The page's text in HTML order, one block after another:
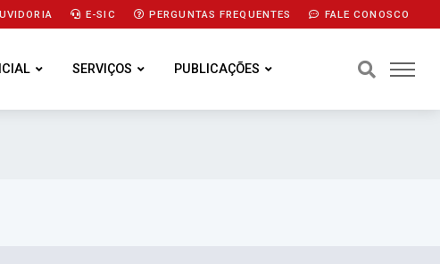
E-SIC PERGUNTAS FREQUENTES FALE CONOSCO
SERVIÇOS PUBLICAÇÕES